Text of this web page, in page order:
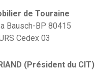
de Touraine
Bausch-BP 80415
Cedex 03
(Président du CIT)